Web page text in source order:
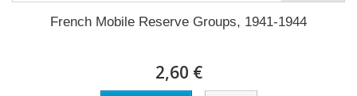
French Mobile Reserve Groups, 1941-1944
2,60 €